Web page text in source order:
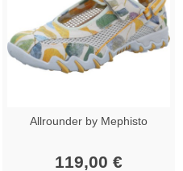
Allrounder by Mephisto
119,00 €